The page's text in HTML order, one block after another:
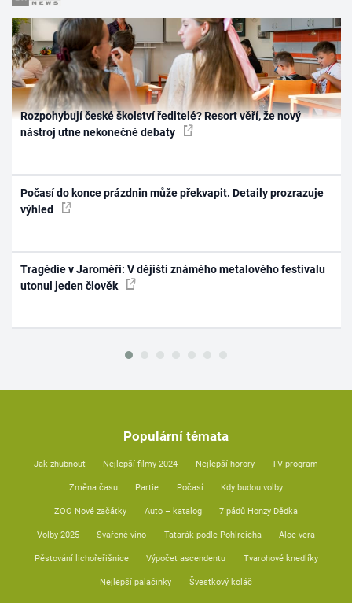
Rozpohybují české školství ředitelé? Resort věří, že nový
nástroj utne nekonečné debaty
Počasí do konce prázdnin může překvapit. Detaily prozrazuje
výhled
Tragédie v Jaroměři: V dějišti známého metalového festivalu
utonul jeden člověk
Populární témata
Jak zhubnout Nejlepší filmy 2024 Nejlepší horory TV program
Změna času Partie Počasí Kdy budou volby
ZOO Nové začátky Auto – katalog 7 pádů Honzy Dědka
Volby 2025 Svařené víno Tatarák podle Pohlreicha Aloe vera
Pěstování lichořeřišnice Výpočet ascendentu Tvarohové knedlíky
Nejlepší palačinky Švestkový koláč